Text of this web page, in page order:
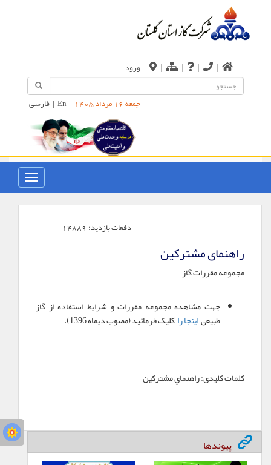
|
|
|
|
| ورود
جمعه 16 مرداد 1405 En
| فارسی
دفعات بازدید: 14889
راهنمای مشترکین
مجموعه مقررات گاز
جهت مشاهده مجموعه مقررات و شرایط استفاده از گاز
طبیعیاینجا راکلیک فرمائید (مصوب دیماه 1396).
کلمات کلیدی:راهنماي مشترکين
پیوندها